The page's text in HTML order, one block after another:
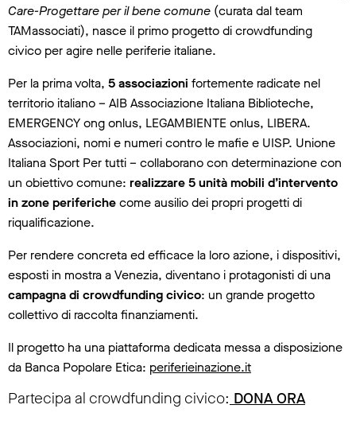
Care-Progettare per il bene comune (curata dal team
TAMassociati), nasce il primo progetto di crowdfunding
civico per agire nelle periferie italiane.
Per la prima volta, 5 associazioni fortemente radicate nel
territorio italiano – AIB Associazione Italiana Biblioteche,
EMERGENCY ong onlus, LEGAMBIENTE onlus, LIBERA.
Associazioni, nomi e numeri contro le mafie e UISP. Unione
Italiana Sport Per tutti – collaborano con determinazione con
un obiettivo comune: realizzare 5 unità mobili d’intervento
in zone periferichecome ausilio dei propri progetti di
riqualificazione.
Per rendere concreta ed efficace la loro azione, i dispositivi,
esposti in mostra a Venezia, diventano i protagonisti di una
campagna di crowdfunding civico: un grande progetto
collettivo di raccolta finanziamenti.
Il progetto ha una piattaforma dedicata messa a disposizione
da Banca Popolare Etica: periferieinazione.it
Partecipa al crowdfunding civico: DONA ORA